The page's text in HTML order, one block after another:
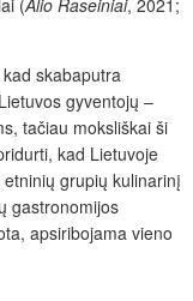
(Alio Raseiniai, 2021;
skabaputra
gyventojų –
tačiau moksliškai ši
kad Lietuvoje
grupių kulinarinį
gastronomijos
apsiribojama vieno